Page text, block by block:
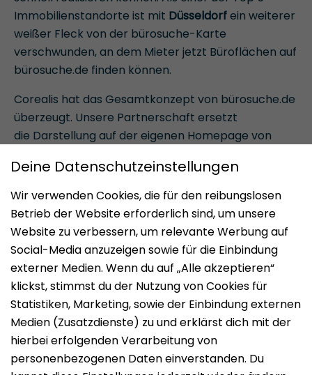
Immobilienstandorte ist mit Düsseldorfein weiterer
weißer Fleck von der bürosuche-Karte
verschwunden, an dem Mieter jetzt Büroflächen auf
bürosuche.de finden können.
Corealis hat das Gesamtkonzept von bürosuche.de
überzeugt. Unsere Partnerschaft ersetzt
die Darstellung auf der eigenen Homepage von
Region Düsseldorf maßgeblich.
Wir freuen uns auf weitere Partner in naher Zukunft.
Hier sind wir die Experten!
Ihr neues Büro in Düsseldorf!
JETZT FINDEN